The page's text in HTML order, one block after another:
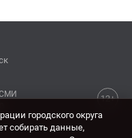
12+
СМИ
городского округа
собирать данные,